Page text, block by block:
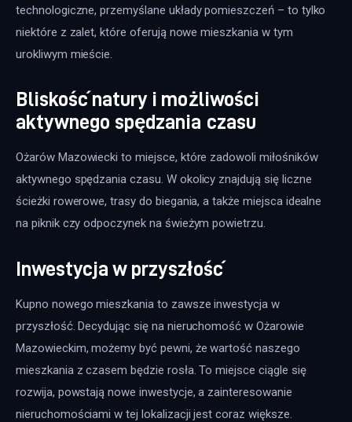
technologiczne, przemyślane układy pomieszczeń – to tylko
niektóre z zalet, które oferują nowe mieszkania w tym
urokliwym mieście.
Bliskość natury i możliwości
aktywnego spędzania czasu
Ożarów Mazowiecki to miejsce, które zadowoli miłośników
aktywnego spędzania czasu. W okolicy znajdują się liczne
ścieżki rowerowe, trasy do biegania, a także miejsca idealne
na piknik czy odpoczynek na świeżym powietrzu.
Inwestycja w przyszłość
Kupno nowego mieszkania to zawsze inwestycja w
przyszłość. Decydując się na nieruchomość w Ożarowie
Mazowieckim, możemy być pewni, że wartość naszego
mieszkania z czasem będzie rosła. To miejsce ciągle się
rozwija, powstają nowe inwestycje, a zainteresowanie
nieruchomościami w tej lokalizacji jest coraz większe.